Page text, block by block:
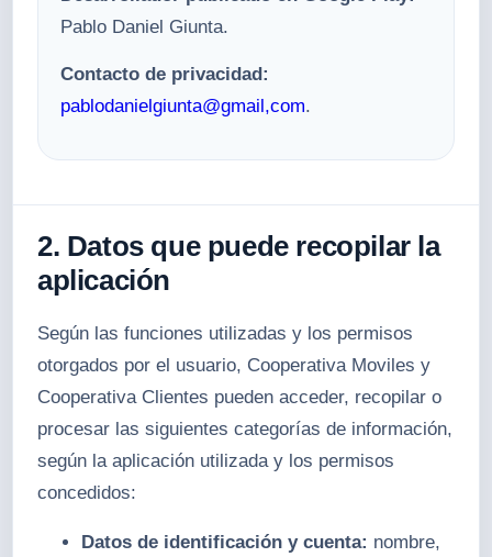
Pablo Daniel Giunta.
Contacto de privacidad:
pablodanielgiunta@gmail,com.
2. Datos que puede recopilar la
aplicación
Según las funciones utilizadas y los permisos
otorgados por el usuario, Cooperativa Moviles y
Cooperativa Clientes pueden acceder, recopilar o
procesar las siguientes categorías de información,
según la aplicación utilizada y los permisos
concedidos:
Datos de identificación y cuenta: nombre,